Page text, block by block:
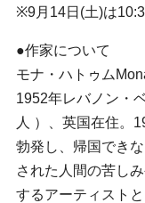
※9月14日(土)は
●作家について
モナ・ハトゥム
1952年レバノン・
人 ）、英国在住。
勃発し、帰国でき
された人間の苦し
するアーティスト